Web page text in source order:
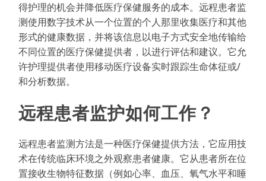
得护理的机会并降低医疗保健服务的成本。远程患者监
测使用数字技术从一个位置的个人那里收集医疗和其他
形式的健康数据，并将该信息以电子方式安全地传输给
不同位置的医疗保健提供者，以进行评估和建议。它允
许护理提供者使用移动医疗设备实时跟踪生命体征或/
和分析数据。
远程患者监护如何工作？
远程患者监测方法是一种医疗保健提供方法，它应用技
术在传统临床环境之外观察患者健康。它从患者所在位
置接收生物特征数据（例如心率、血压、氧气水平和睡